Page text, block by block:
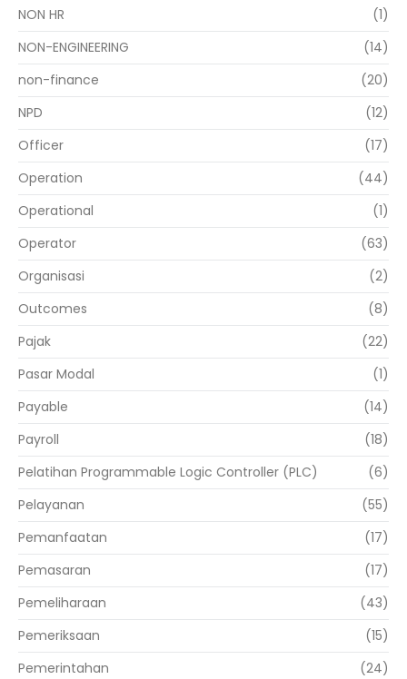
NON HR
(1)
NON-ENGINEERING
(14)
non-finance
(20)
NPD
(12)
Officer
(17)
Operation
(44)
Operational
(1)
Operator
(63)
Organisasi
(2)
Outcomes
(8)
Pajak
(22)
Pasar Modal
(1)
Payable
(14)
Payroll
(18)
Pelatihan Programmable Logic Controller (PLC)
(6)
Pelayanan
(55)
Pemanfaatan
(17)
Pemasaran
(17)
Pemeliharaan
(43)
Pemeriksaan
(15)
Pemerintahan
(24)